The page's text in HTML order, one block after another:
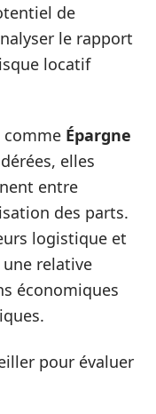
de
le rapport
locatif
comme Épargne
elles
entre
des parts.
logistique et
relative
économiques
pour évaluer